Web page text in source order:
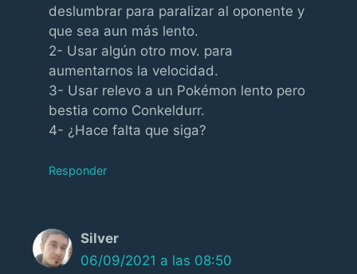
deslumbrar para paralizar al oponente y
que sea aun más lento.
2- Usar algún otro mov. para
aumentarnos la velocidad.
3- Usar relevo a un Pokémon lento pero
bestia como Conkeldurr.
4- ¿Hace falta que siga?
Responder
Silver
06/09/2021 a las 08:50